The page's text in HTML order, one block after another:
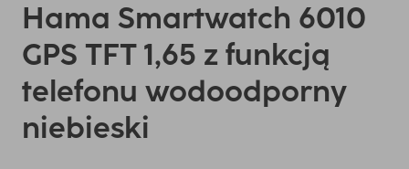
Hama Smartwatch 6010
GPS TFT 1,65 z funkcją
telefonu wodoodporny
niebieski